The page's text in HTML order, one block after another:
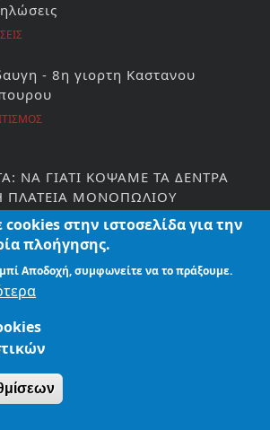
- 8η γιορτη Καστανου
ΝΑ ΓΙΑΤΙ ΚΟΨΑΜΕ ΤΑ ΔΕΝΤΡΑ
ΠΛΑΤΕΙΑ ΜΟΝΟΠΩΛΙΟΥ
ΑΡΤΑΣ ΑΠΑΝΤΑ ΣΤΙΣ
ΓΙΑ ΤΗΝ ΑΣΤΕΓΗ
στην ιστοσελίδα για την
πλοήγησης.
Αποδοχή, συμφωνείτε να το πράξουμε.